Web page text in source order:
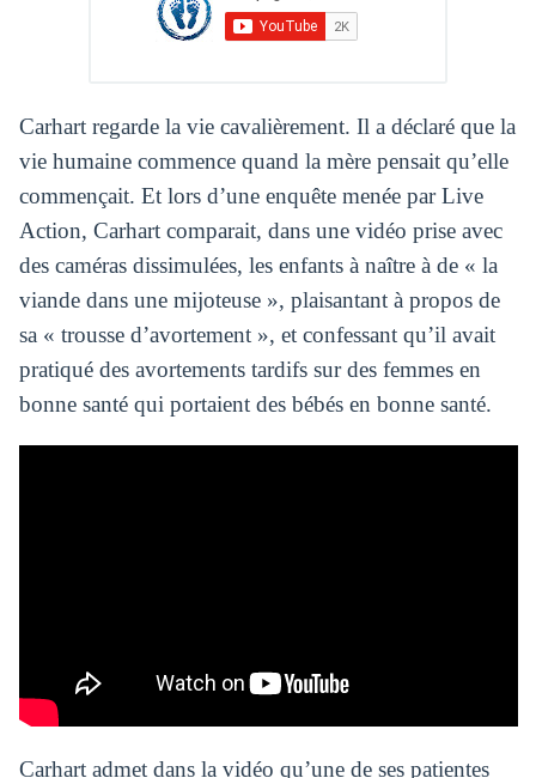
Carhart regarde la vie cavalièrement. Il a déclaré que la
vie humaine commence quand la mère pensait qu’elle
commençait. Et lors d’une enquête menée par Live
Action, Carhart comparait, dans une vidéo prise avec
des caméras dissimulées, les enfants à naître à de « la
viande dans une mijoteuse », plaisantant à propos de
sa « trousse d’avortement », et confessant qu’il avait
pratiqué des avortements tardifs sur des femmes en
bonne santé qui portaient des bébés en bonne santé.
Carhart admet dans la vidéo qu’une de ses patientes